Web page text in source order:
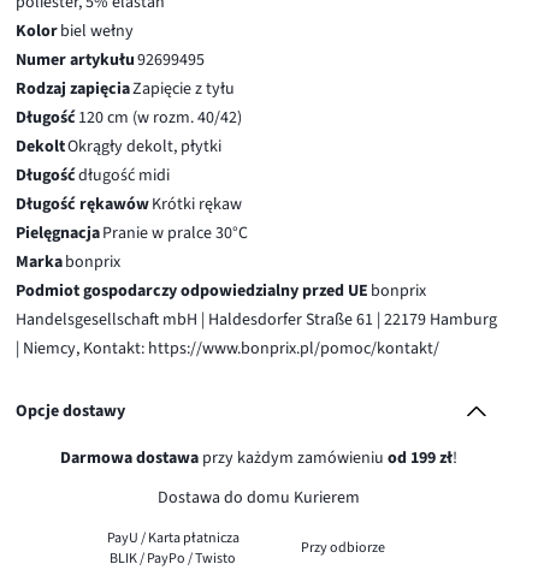
Kolorbiel wełny
Numer artykułu92699495
Rodzaj zapięciaZapięcie z tyłu
Długość120 cm (w rozm. 40/42)
DekoltOkrągły dekolt, płytki
Długośćdługość midi
Długość rękawówKrótki rękaw
PielęgnacjaPranie w pralce 30°C
Markabonprix
Podmiot gospodarczy odpowiedzialny przed UE bonprix
Handelsgesellschaft mbH | Haldesdorfer Straße 61 | 22179 Hamburg
| Niemcy, Kontakt: https://www.bonprix.pl/pomoc/kontakt/
Opcje dostawy
Darmowa dostawaprzy każdym zamówieniu od 199 zł!
Dostawa do domu Kurierem
PayU / Karta płatnicza
BLIK / PayPo / Twisto
Przy odbiorze